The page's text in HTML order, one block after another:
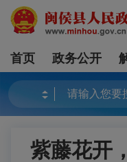
首页 政务公开
紫藤花开